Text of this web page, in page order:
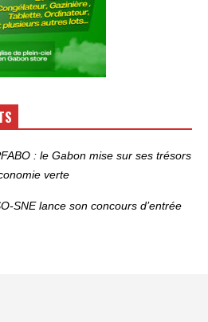
: le Gabon mise sur ses trésors
verte
lance son concours d’entrée